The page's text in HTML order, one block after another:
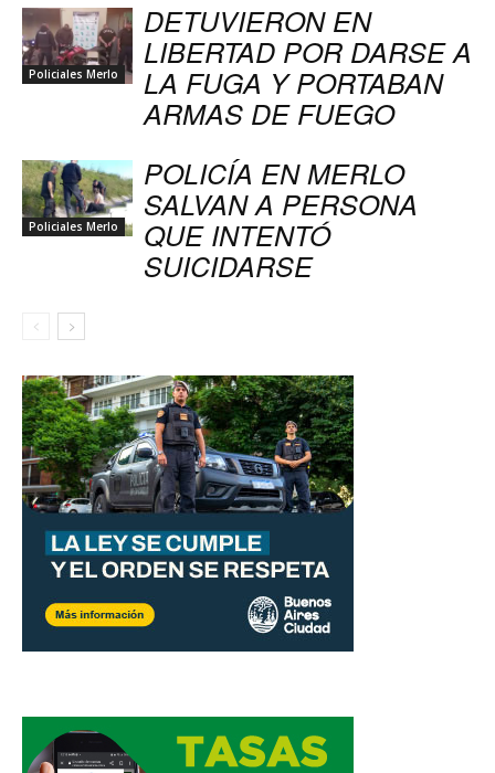
Policiales Merlo
DETUVIERON EN
LIBERTAD POR DARSE A
LA FUGA Y PORTABAN
ARMAS DE FUEGO
Policiales Merlo
POLICÍA EN MERLO
SALVAN A PERSONA
QUE INTENTÓ
SUICIDARSE